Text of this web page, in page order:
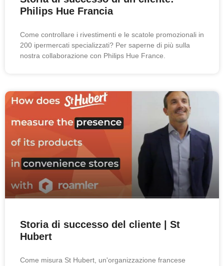
Philips Hue Francia
Come controllare i rivestimenti e le scatole promozionali in
200 ipermercati specializzati? Per saperne di più sulla
nostra collaborazione con Philips Hue France.
Storia di successo del cliente | St
Hubert
Come misura St Hubert, un'organizzazione francese